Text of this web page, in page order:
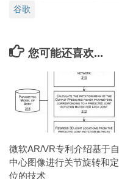
谷歌
您可能还喜欢...
微软AR/VR专利介绍基于自
中心图像进行关节旋转和定
位的技术